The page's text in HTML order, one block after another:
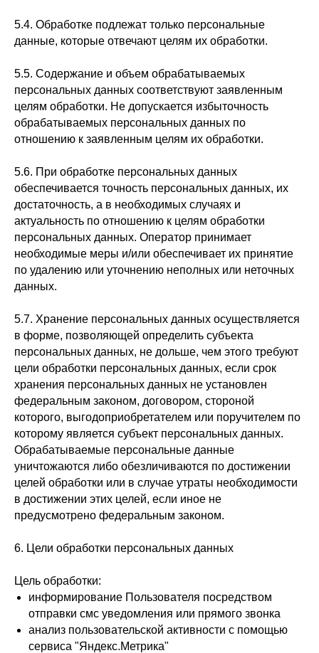
5.4. Обработке подлежат только персональные
данные, которые отвечают целям их обработки.
5.5. Содержание и объем обрабатываемых
персональных данных соответствуют заявленным
целям обработки. Не допускается избыточность
обрабатываемых персональных данных по
отношению к заявленным целям их обработки.
5.6. При обработке персональных данных
обеспечивается точность персональных данных, их
достаточность, а в необходимых случаях и
актуальность по отношению к целям обработки
персональных данных. Оператор принимает
необходимые меры и/или обеспечивает их принятие
по удалению или уточнению неполных или неточных
данных.
5.7. Хранение персональных данных осуществляется
в форме, позволяющей определить субъекта
персональных данных, не дольше, чем этого требуют
цели обработки персональных данных, если срок
хранения персональных данных не установлен
федеральным законом, договором, стороной
которого, выгодоприобретателем или поручителем по
которому является субъект персональных данных.
Обрабатываемые персональные данные
уничтожаются либо обезличиваются по достижении
целей обработки или в случае утраты необходимости
в достижении этих целей, если иное не
предусмотрено федеральным законом.
6. Цели обработки персональных данных
Цель обработки:
информирование Пользователя посредством
отправки смс уведомления или прямого звонка
анализ пользовательской активности с помощью
сервиса "Яндекс.Метрика"